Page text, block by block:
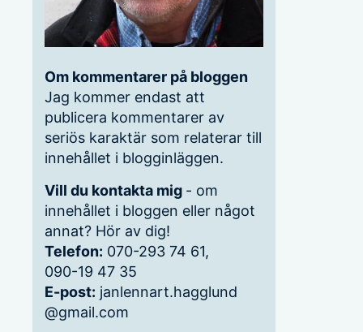
Om kommentarer på bloggen
Jag kommer endast att
publicera kommentarer av
seriös karaktär som relaterar till
innehållet i blogginläggen.
Vill du kontakta mig - om
innehållet i bloggen eller något
annat? Hör av dig!
Telefon: 070-293 74 61,
090-19 47 35
E-post: janlennart.hagglund
@gmail.com